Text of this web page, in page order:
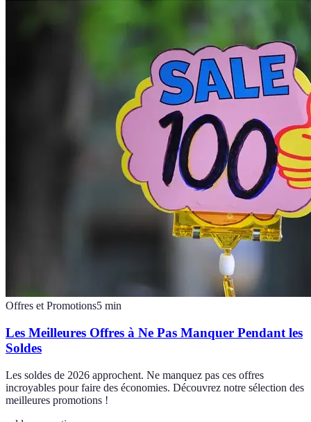
Offres et Promotions5 min
Les Meilleures Offres à Ne Pas Manquer Pendant les
Soldes
Les soldes de 2026 approchent. Ne manquez pas ces offres
incroyables pour faire des économies. Découvrez notre sélection des
meilleures promotions !